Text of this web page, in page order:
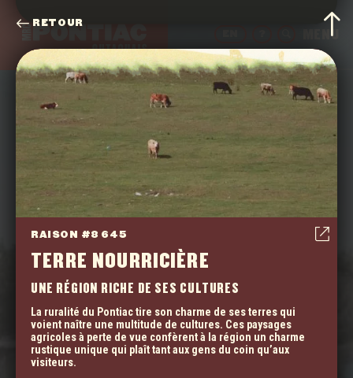
14 000 RAISONS
INSPIRÉES DE
NOS 14 000
CITOYEN.NES
RAISON #8 645
TERRE NOURRICIÈRE
UNE RÉGION RICHE DE SES CULTURES
La ruralité du Pontiac tire son charme de ses terres qui
voient naître une multitude de cultures. Ces paysages
agricoles à perte de vue confèrent à la région un charme
rustique unique qui plaît tant aux gens du coin qu’aux
visiteurs.
RETOUR